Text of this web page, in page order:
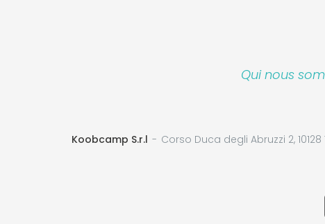
Qui nous
Koobcamp S.r.l Corso Duca degli Abruzzi 2, 10128